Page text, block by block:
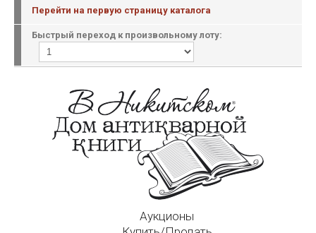
Перейти на первую страницу каталога
Быстрый переход к произвольному лоту:
Аукционы